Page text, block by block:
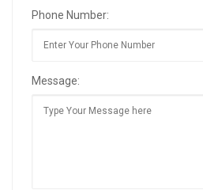
Phone Number:
Message: